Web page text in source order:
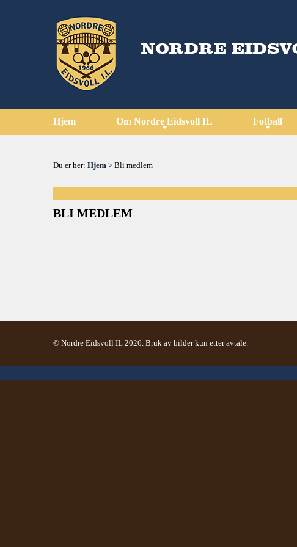
Hjem Om Nordre Eidsvoll IL Fotball
Du er her: Hjem > Bli medlem
BLI MEDLEM
© Nordre Eidsvoll IL 2026. Bruk av bilder kun etter avtale.